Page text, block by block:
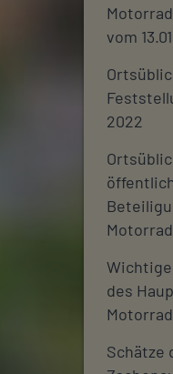
vom
2022
des
Schätze